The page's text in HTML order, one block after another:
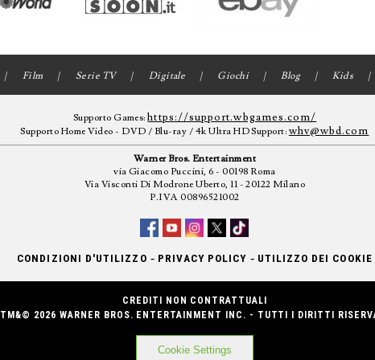
Film Serie TV Digitale Giochi Blog Kids
Supporto Games:https://support.wbgames.com/
Supporto Home Video - DVD / Blu-ray / 4k Ultra HD Support:whv@wbd.com
Warner Bros. Entertainment
via Giacomo Puccini, 6 - 00198 Roma
Via Visconti Di Modrone Uberto, 11 - 20122 Milano
P.IVA 00896521002
CONDIZIONI D'UTILIZZO - PRIVACY POLICY - UTILIZZO DEI COOKIE
CREDITI NON CONTRATTUALI
TM&© 2026 WARNER BROS. ENTERTAINMENT INC. - TUTTI I DIRITTI
Cookie Settings